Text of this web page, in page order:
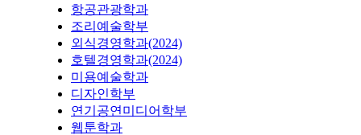
항공관광학과
조리예술학부
외식경영학과(2024)
호텔경영학과(2024)
미용예술학과
디자인학부
연기공연미디어학부
웹툰학과